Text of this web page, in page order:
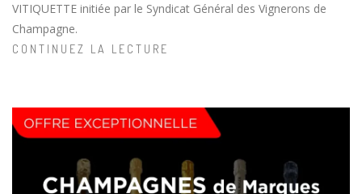
VITIQUETTE initiée par le Syndicat Général des Vignerons de
Champagne.
CONTINUEZ LA LECTURE